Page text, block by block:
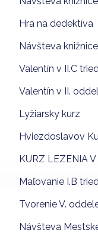
Hra na dedektíva
Návšteva knižnice
Valentín v II.C
Valentín v II.
Lyžiarsky kurz
Hviezdoslavov
KURZ LEZENIA V
Maľovanie I.B
Tvorenie V.
Návšteva